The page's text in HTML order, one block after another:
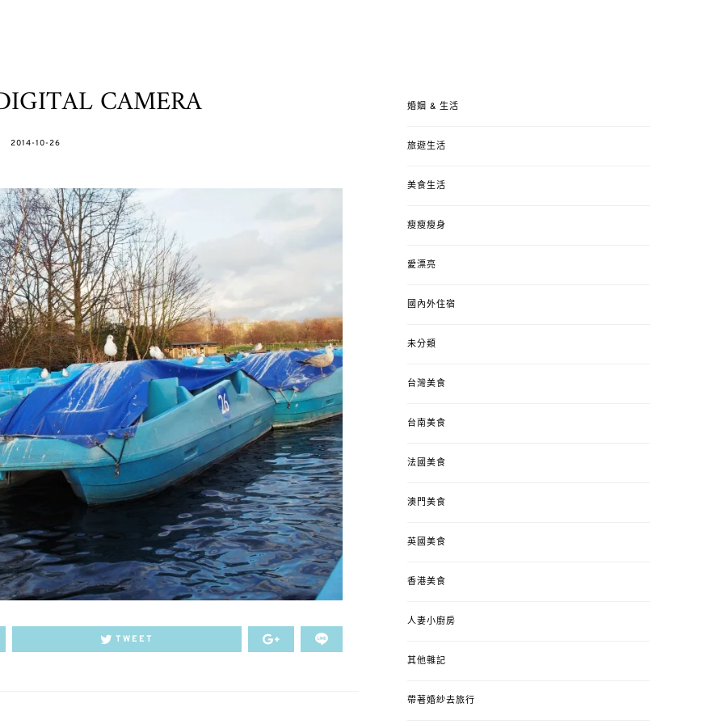
CAMERA
POSTED
2014-10-26
TWEET
婚姻 & 生活
旅遊生活
美食生活
瘦瘦瘦身
愛漂亮
國內外住宿
未分類
台灣美食
台南美食
法國美食
澳門美食
英國美食
香港美食
人妻小廚房
其他雜記
帶著婚紗去旅行